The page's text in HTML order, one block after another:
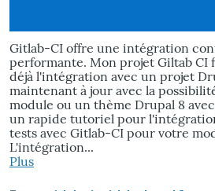
Gitlab-CI offre une intégration
performante. Mon projet Giltab CI
déjà l'intégration avec un projet
maintenant à jour avec la
module ou un thème Drupal 8
un rapide tutoriel pour
tests avec Gitlab-CI pour votre
L'intégration...
Plus